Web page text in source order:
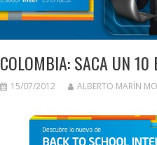
COLOMBIA: SACA UN 10
15/07/2012 ALBERTO MARÍN